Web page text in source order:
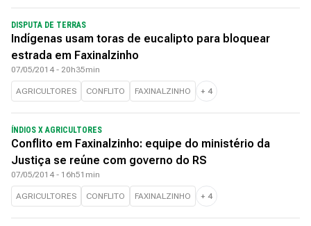
DISPUTA DE TERRAS
Indígenas usam toras de eucalipto para bloquear
estrada em Faxinalzinho
07/05/2014 - 20h35min
AGRICULTORES CONFLITO FAXINALZINHO + 4
ÍNDIOS X AGRICULTORES
Conflito em Faxinalzinho: equipe do ministério da
Justiça se reúne com governo do RS
07/05/2014 - 16h51min
AGRICULTORES CONFLITO FAXINALZINHO + 4